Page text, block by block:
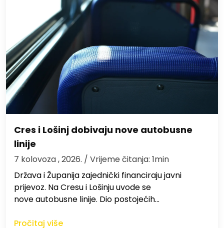
Cres i Lošinj dobivaju nove autobusne
linije
7 kolovoza , 2026. / Vrijeme čitanja: 1min
Država i Županija zajednički financiraju javni
prijevoz. Na Cresu i Lošinju uvode se
nove autobusne linije. Dio postojećih…
Pročitaj više